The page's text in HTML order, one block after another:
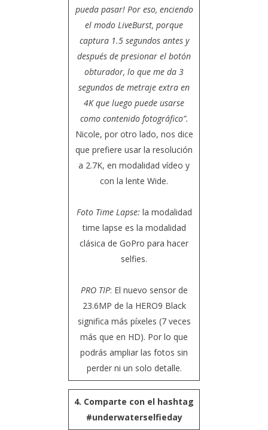
pueda pasar! Por eso, enciendo
el modo LiveBurst, porque
captura 1.5 segundos antes y
después de presionar el botón
obturador, lo que me da 3
segundos de metraje extra en
4K que luego puede usarse
como contenido fotográfico”.
Nicole, por otro lado, nos dice
que prefiere usar la resolución
a 2.7K, en modalidad vídeo y
con la lente Wide.
Foto Time Lapse: la modalidad
time lapse es la modalidad
clásica de GoPro para hacer
selfies.
PRO TIP: El nuevo sensor de
23.6MP de la HERO9 Black
significa más píxeles (7 veces
más que en HD). Por lo que
podrás ampliar las fotos sin
perder ni un solo detalle.
4. Comparte con el hashtag
#underwaterselfieday